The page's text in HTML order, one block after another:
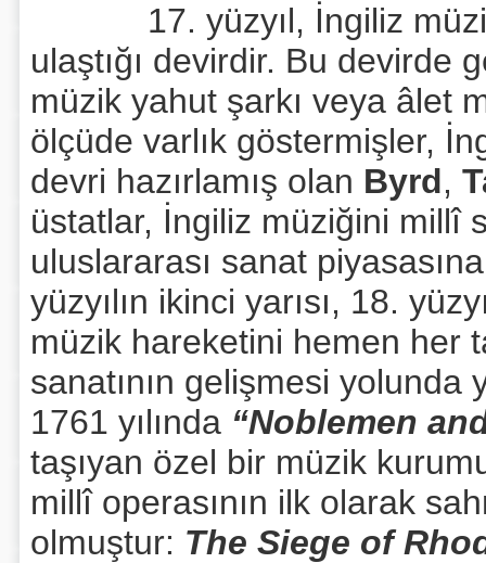
17. yüzyıl, İngiliz müzik
ulaştığı devirdir. Bu devirde
müzik yahut şarkı veya âlet
ölçüde varlık göstermişler,
devri hazırlamış olan Byrd,
üstatlar, İngiliz müziğini millî
uluslararası sanat
yüzyılın ikinci yarısı, 18.
müzik hareketini hemen her
sanatının gelişmesi
1761 yılında “Noblemen
taşıyan özel bir müzik
millî operasının ilk olarak
olmuştur: The Siege of